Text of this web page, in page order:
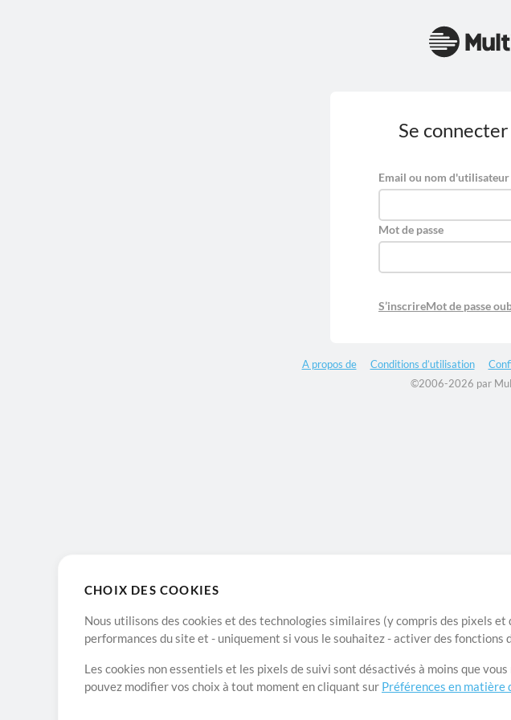
CHOIX DES COOKIES
Nous utilisons des cookies et des technologies similaires (y compris des pixels
performances du site et - uniquement si vous le souhaitez - activer des
Les cookies non essentiels et les pixels de suivi sont désactivés à moins que
pouvez modifier vos choix à tout moment en cliquant sur Préférences en matière
Se
Email ou nom d'utilisateur
Mot de passe
S’inscrireMot de passe
A propos de Conditions d’utilisation
©2006-2026 par